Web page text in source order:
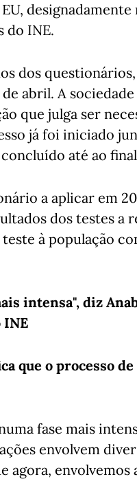
do INE.
dos
abril. A
que julga ser
já foi iniciado
até ao
a aplicar em
dos testes a
à população
intensa", diz
INE
que o processo
fase mais
envolvem
agora, envolvemos